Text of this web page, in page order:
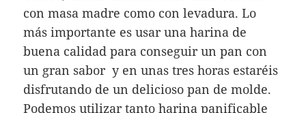
con masa madre como con levadura. Lo
más importante es usar una harina de
buena calidad para conseguir un pan con
un gran sabor y en unas tres horas estaréis
disfrutando de un delicioso pan de molde.
Podemos utilizar tanto harina panificable